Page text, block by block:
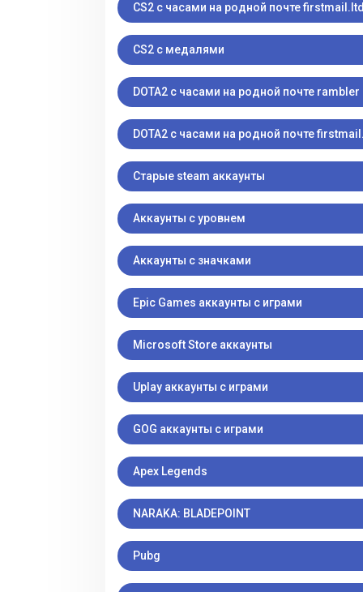
CS2 с часами на родной почте
CS2 с медалями
DOTA2 с часами на родной почте rambler
DOTA2 с часами на родной почте
Старые steam аккаунты
Аккаунты с уровнем
Аккаунты с значками
Epic Games аккаунты с играми
Microsoft Store аккаунты
Uplay аккаунты с играми
GOG аккаунты с играми
Apex Legends
NARAKA: BLADEPOINT
Pubg